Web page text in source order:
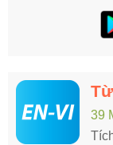
39